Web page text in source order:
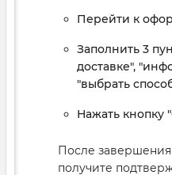
Перейти к
Заполнить 3
доставке",
"выбрать
Нажать кнопку
После
получите